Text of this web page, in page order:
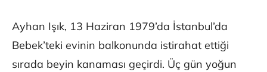
Ayhan Işık, 13 Haziran 1979’da İstanbul’da
Bebek’teki evinin balkonunda istirahat ettiği
sırada beyin kanaması geçirdi. Üç gün yoğun